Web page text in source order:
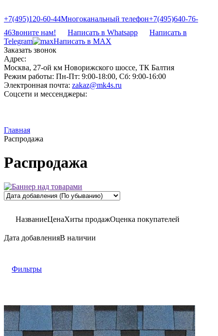
+7(495)120-60-44Многоканальный телефон+7(495)640-76-
46Звоните нам! Написать в Whatsapp
Написать в
Telegram
Написать в MAX
Заказать звонок
Адрес:
Москва, 27-ой км Новорижского шоссе, ТК Балтия
Режим работы: Пн-Пт: 9:00-18:00, Сб: 9:00-16:00
Электронная почта: zakaz@mk4s.ru
Соцсети и мессенджеры:
Главная
Распродажа
Распродажа
НазваниеЦенаХиты продажОценка покупателей
Дата добавленияВ наличии
Фильтры